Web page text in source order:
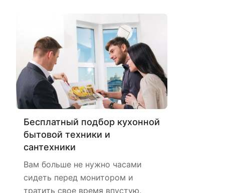
Бесплатный подбор кухонной
бытовой техники и
сантехники
Вам больше не нужно часами
сидеть перед монитором и
тратить свое время впустую,